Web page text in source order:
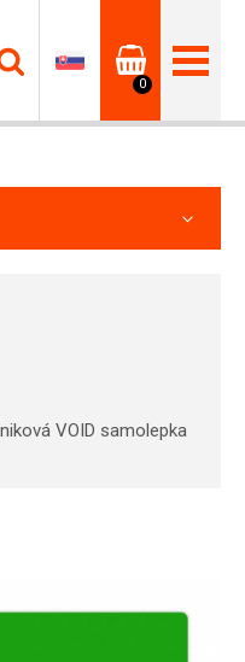
0
VOID samolepka